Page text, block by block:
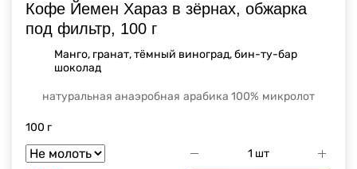
Кофе Йемен Хараз в зёрнах, обжарка
под фильтр, 100 г
Манго, гранат, тёмный виноград, бин-ту-бар
шоколад
натуральная анаэробная арабика 100% микролот
100 г